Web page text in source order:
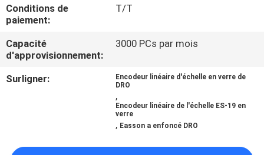
CONTRÔLE
QUALITÉ
CONTACTEZ-
Conditions de
paiement:
T/T
Capacité
d'approvisionnement:
3000 PCs par mois
Surligner:
Encodeur linéaire d'échelle en verre de
DRO
,
Encodeur linéaire de l'échelle ES-19 en
verre
, Easson a enfoncé DRO